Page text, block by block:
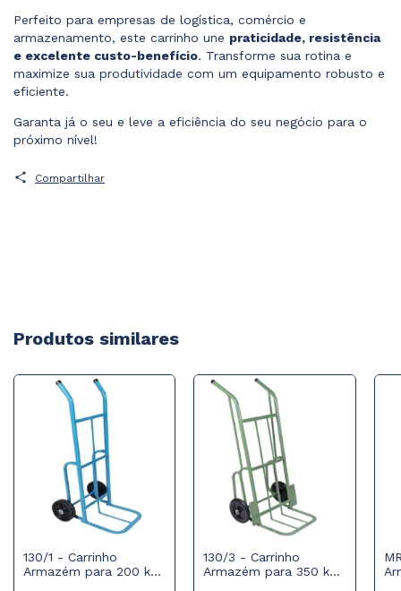
Perfeito para empresas de logística, comércio e
armazenamento, este carrinho une praticidade, resistência
e excelente custo-benefício. Transforme sua rotina e
maximize sua produtividade com um equipamento robusto e
eficiente.
Garanta já o seu e leve a eficiência do seu negócio para o
próximo nível!
Compartilhar
Produtos similares
130/1 - Carrinho
Armazém para 200 kg
130/3 - Carrinho
Armazém para 350 kg